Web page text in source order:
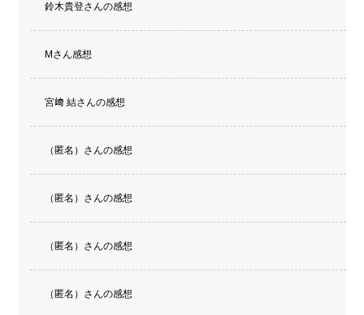
鈴木貴登さんの感想
Mさん感想
宮﨑 結さんの感想
（匿名）さんの感想
（匿名）さんの感想
（匿名）さんの感想
（匿名）さんの感想